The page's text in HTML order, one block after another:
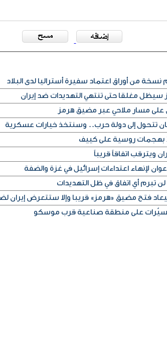
نسخة من أوراق اعتماد سفيرة أستراليا لدى البلاد
مغلقا حتى تنتهي التهديدات ضد إيران
على مسار ملاحي عبر مضيق هرمز
تتحول إلى دولة حرب.. وسنتخذ خيارات عسكرية
ويترقب اتفاقاً قريباً
لإنهاء اعتداءات إسرائيل في غزة والضفة
تبرم أي اتفاق في ظل التهديدات
فتح مضيق «هرمز» قريبا وإلا ستتعرض إيران